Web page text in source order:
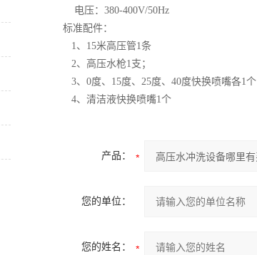
电压： 380-400V/50Hz
标准配件：
1、 15米高压管1条
2、高压水枪1支；
3、 0度、 15度、 25度、 40度快换喷嘴各1个
4、清洁液快换喷嘴1个
产品：
您的单位：
您的姓名：